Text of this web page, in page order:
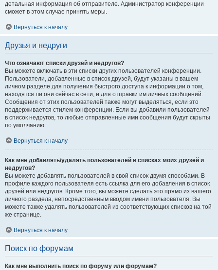
детальная информация об отправителе. Администратор конференции
сможет в этом случае принять меры.
Вернуться к началу
Друзья и недруги
Что означают списки друзей и недругов?
Вы можете включать в эти списки других пользователей конференции.
Пользователи, добавленные в список друзей, будут указаны в вашем
личном разделе для получения быстрого доступа к информации о том,
находятся ли они сейчас в сети, и для отправки им личных сообщений.
Сообщения от этих пользователей также могут выделяться, если это
поддерживается стилем конференции. Если вы добавили пользователей
в список недругов, то любые отправленные ими сообщения будут скрыты
по умолчанию.
Вернуться к началу
Как мне добавлять/удалять пользователей в списках моих друзей и
недругов?
Вы можете добавлять пользователей в свой список двумя способами. В
профиле каждого пользователя есть ссылка для его добавления в список
друзей или недругов. Кроме того, вы можете сделать это прямо из вашего
личного раздела, непосредственным вводом имени пользователя. Вы
можете также удалять пользователей из соответствующих списков на той
же странице.
Вернуться к началу
Поиск по форумам
Как мне выполнить поиск по форуму или форумам?